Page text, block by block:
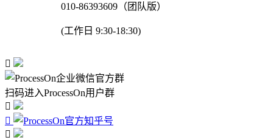
010-86393609（团队版）
(工作日 9:30-18:30)

扫码进入ProcessOn用户群


